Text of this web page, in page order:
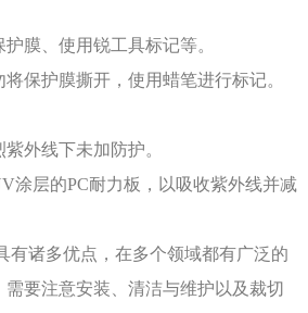
膜、使用锐工具标记等。
保护膜撕开，使用蜡笔进行标记。
外线下未加防护。
涂层的PC耐力板，以吸收紫外线并减
有诸多优点，在多个领域都有广泛的
要注意安装、清洁与维护以及裁切